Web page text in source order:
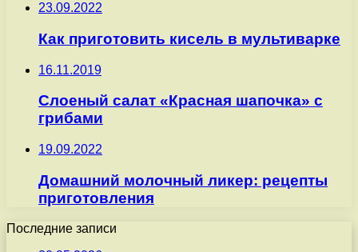
23.09.2022
Как приготовить кисель в мультиварке
16.11.2019
Слоеный салат «Красная шапочка» с
грибами
19.09.2022
Домашний молочный ликер: рецепты
приготовления
Последние записи